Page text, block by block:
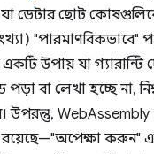
ডেটার ছোট
"পারমাণবিকভাবে"
উপায় যা
বা লেখা হচ্ছে না,
উপরন্তু,
রয়েছে—"অপেক্ষা করুন"